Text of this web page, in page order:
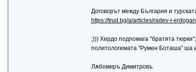
Договорът между България и
https://trud.bg/a/articles/radev-i-
;))) Хердо подпомага "братята
политологемата "Румен Боташа" ша
Лѫбомиръ Димитровъ